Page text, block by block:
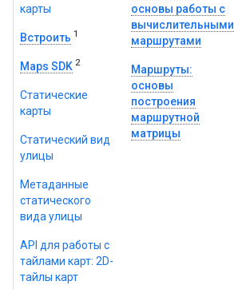
карты
Встроить 1
Maps SDK 2
Статические
карты
Статический вид
улицы
Метаданные
статического
вида улицы
API для работы с
тайлами карт: 2D-
тайлы карт
основы работы с
вычислительными
маршрутами
Маршруты:
основы
построения
маршрутной
матрицы